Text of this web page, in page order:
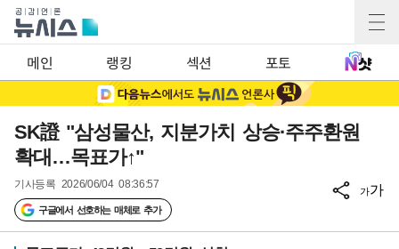
메인 랭킹 섹션 포토
SK證 "삼성물산, 지분가치 상승·주주환원
확대…목표가↑"
기사등록 2026/06/04 08:36:57
구글에서 선호하는 매체로 추가
가가